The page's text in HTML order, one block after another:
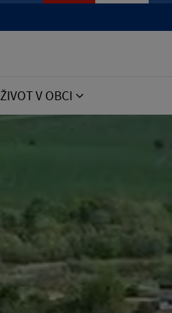
ŽIVOT V OBCI